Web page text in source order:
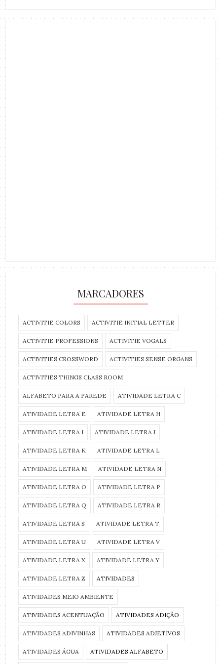
MARCADORES
ACTIVITIE COLORS ACTIVITIE INITIAL LETTER
ACTIVITIE PROFESSIONS ACTIVITIE VOGALS
ACTIVITIES CROSSWORD ACTIVITIES SENSE ORGANS
ACTIVITIES THINGS CLASS ROOM
ALFABETO PARA A PAREDE ATIVIDADE LETRA C
ATIVIDADE LETRA E ATIVIDADE LETRA H
ATIVIDADE LETRA I ATIVIDADE LETRA J
ATIVIDADE LETRA K ATIVIDADE LETRA L
ATIVIDADE LETRA M ATIVIDADE LETRA N
ATIVIDADE LETRA O ATIVIDADE LETRA P
ATIVIDADE LETRA Q ATIVIDADE LETRA R
ATIVIDADE LETRA S ATIVIDADE LETRA T
ATIVIDADE LETRA U ATIVIDADE LETRA V
ATIVIDADE LETRA X ATIVIDADE LETRA Y
ATIVIDADE LETRA Z ATIVIDADES
ATIVIDADES MEIO AMBIENTE
ATIVIDADES ACENTUAÇÃO ATIVIDADES ADIÇÃO
ATIVIDADES ADIVINHAS ATIVIDADES ADJETIVOS
ATIVIDADES ÁGUA ATIVIDADES ALFABETO